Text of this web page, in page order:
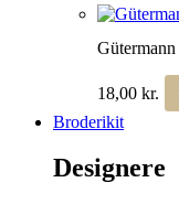
18,00 kr.
Broderikit
Designere